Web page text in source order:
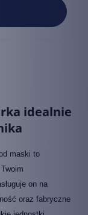
idealnie
maski to
on na
oraz fabryczne